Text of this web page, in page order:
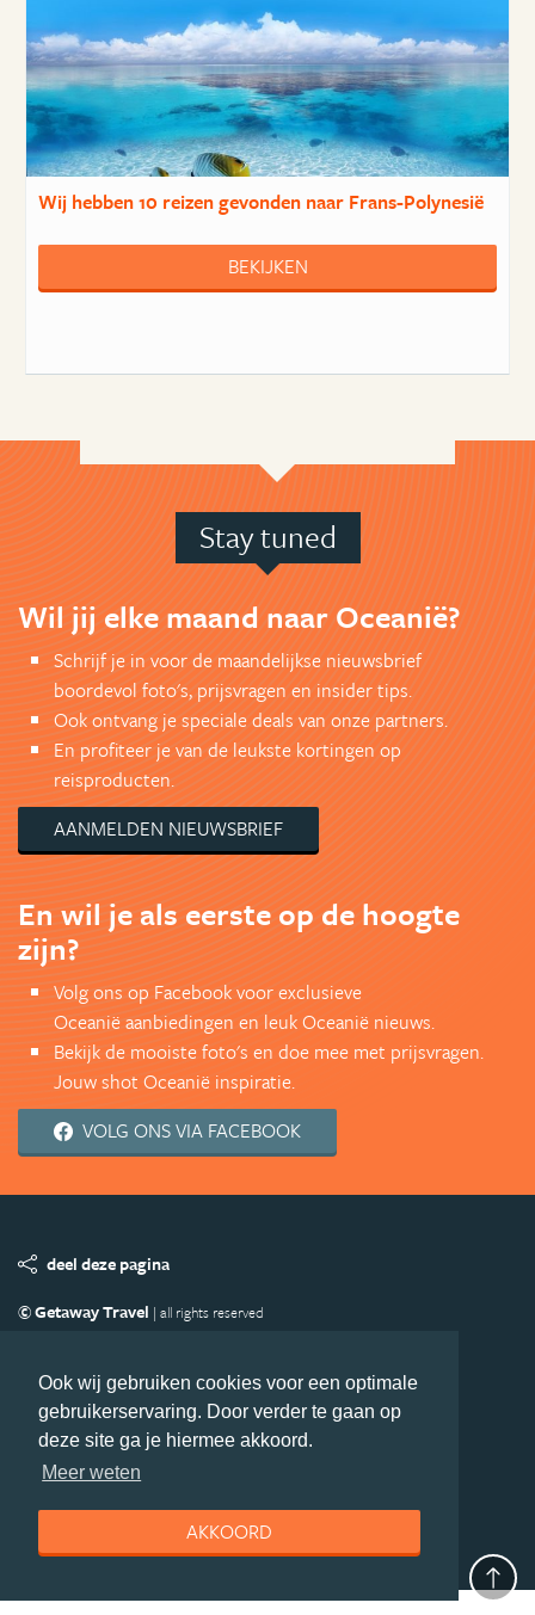
Ook wij gebruiken cookies voor een optimale
gebruikerservaring. Door verder te gaan op
deze site ga je hiermee akkoord.
Meer weten
AKKOORD
Wij hebben10 reizengevonden naar Frans-Polynesië
BEKIJKEN
Stay tuned
Wil jij elke maand naar Oceanië?
Schrijf je in voor de maandelijkse nieuwsbrief
boordevol foto's, prijsvragen en insider tips.
Ook ontvang je speciale deals van onze partners.
En profiteer je van de leukste kortingen op
reisproducten.
AANMELDEN NIEUWSBRIEF
En wil je als eerste op de hoogte
zijn?
Volg ons op Facebook voor exclusieve
Oceanië aanbiedingen en leuk Oceanië nieuws.
Bekijk de mooiste foto's en doe mee met prijsvragen.
Jouw shot Oceanië inspiratie.
VOLG ONS VIA FACEBOOK
deel deze pagina
© Getaway Travel | all rights reserved
Copyright
Privacy statement Disclaimer
Cookies
Volg Oceanie.nl
Nieuwsbrief
Facebook